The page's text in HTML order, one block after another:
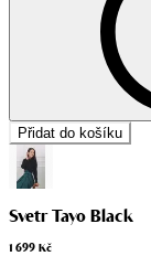
Přidat do košíku
Svetr Tayo Black
1 699 Kč